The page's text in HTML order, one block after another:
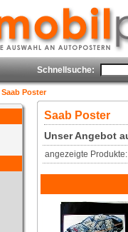
Schnellsuche:
Saab Poster
Saab Poster
Unser Angebot
angezeigte Produkte: